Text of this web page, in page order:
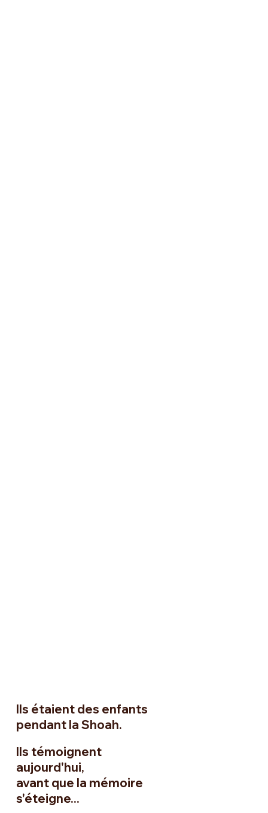
Ils étaient des enfants
pendant la Shoah.
Ils témoignent
aujourd'hui,
avant que la mémoire
s'éteigne...